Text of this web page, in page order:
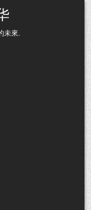
未來.